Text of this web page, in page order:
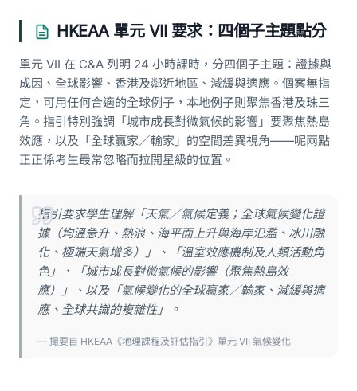
HKEAA 單元 VII 要求：四個子主題點分
單元 VII 在 C&A 列明 24 小時課時，分四個子主題：證據與
成因、全球影響、香港及鄰近地區、減緩與適應。個案無指
定，可用任何合適的全球例子，本地例子則聚焦香港及珠三
角。指引特別強調「城市成長對微氣候的影響」要聚焦熱島
效應，以及「全球贏家／輸家」的空間差異視角——呢兩點
正正係考生最常忽略而拉開星級的位置。
指引要求學生理解「天氣／氣候定義；全球氣候變化證
據（均溫急升、熱浪、海平面上升與海岸氾濫、冰川融
化、極端天氣增多）」、「溫室效應機制及人類活動角
色」、「城市成長對微氣候的影響（聚焦熱島效
應）」、以及「氣候變化的全球贏家／輸家、減緩與適
應、全球共識的複雜性」。
— 撮要自 HKEAA《地理課程及評估指引》單元 VII 氣候變化